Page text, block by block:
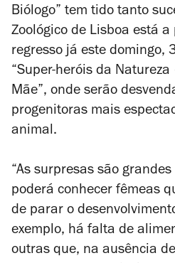
Biólogo” tem tido tanto
Zoológico de Lisboa está a
regresso já este domingo,
“Super-heróis da
Mãe”, onde serão
progenitoras mais
animal.
“As surpresas são
poderá conhecer fêmeas
de parar o
exemplo, há falta de
outras que, na ausência